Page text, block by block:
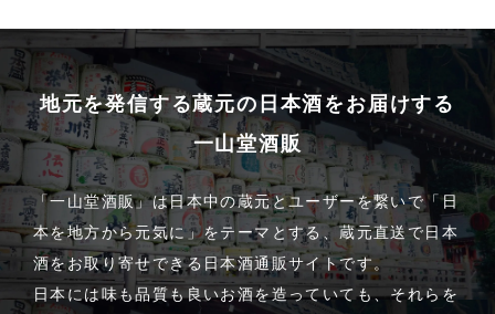
地元を発信する蔵元の日本酒をお届けする
一山堂酒販
「一山堂酒販」は日本中の蔵元とユーザーを繋いで「日
本を地方から元気に」をテーマとする、蔵元直送で日本
酒をお取り寄せできる日本酒通販サイトです。
日本には味も品質も良いお酒を造っていても、それらを